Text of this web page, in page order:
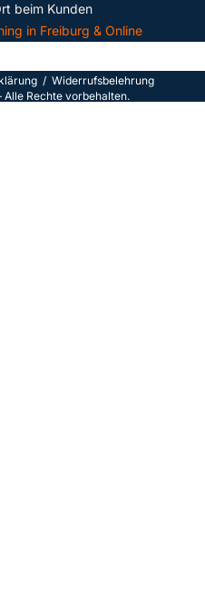
beim Kunden
in Freiburg & Online
g / Widerrufsbelehrung
Alle Rechte vorbehalten.